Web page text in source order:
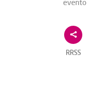
evento
RRSS